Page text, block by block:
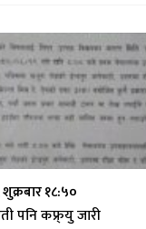
१८:५०
पनि कफ्र्यु जारी